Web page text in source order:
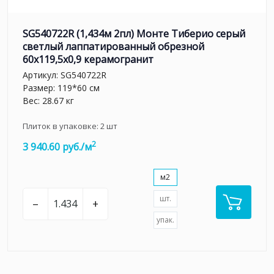
SG540722R (1,434м 2пл) Монте Тиберио серый
светлый лаппатированный обрезной
60x119,5x0,9 керамогранит
Артикул: SG540722R
Размер: 119*60 см
Вес: 28.67 кг
Плиток в упаковке: 2шт
3 940.60 руб./м2
– +
м2
шт.
упак.